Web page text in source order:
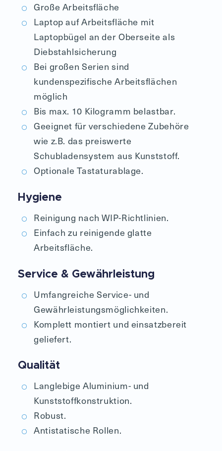
Große Arbeitsfläche
Laptop auf Arbeitsfläche mit
Laptopbügel an der Oberseite als
Diebstahlsicherung
Bei großen Serien sind
kundenspezifische Arbeitsflächen
möglich
Bis max. 10 Kilogramm belastbar.
Geeignet für verschiedene Zubehöre
wie z.B. das preiswerte
Schubladensystem aus Kunststoff.
Optionale Tastaturablage.
Hygiene
Reinigung nach WIP-Richtlinien.
Einfach zu reinigende glatte
Arbeitsfläche.
Service & Gewährleistung
Umfangreiche Service- und
Gewährleistungsmöglichkeiten.
Komplett montiert und einsatzbereit
geliefert.
Qualität
Langlebige Aluminium- und
Kunststoffkonstruktion.
Robust.
Antistatische Rollen.